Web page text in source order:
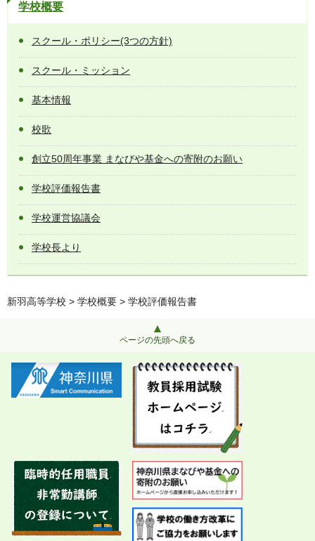
学校概要
スクール・ポリシー(3つの方針)
スクール・ミッション
基本情報
校歌
創立50周年事業 まなびや基金への寄附のお願い
学校評価報告書
学校運営協議会
学校長より
新羽高等学校 > 学校概要 > 学校評価報告書
ページの先頭へ戻る